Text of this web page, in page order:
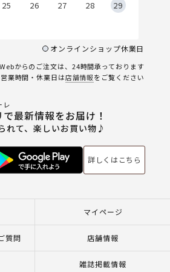
25 26 27 28
29
オンラインショップ休業日
からのご注文は、24時間承っております
業時間・休業日は店舗情報をご覧ください
レ
最新情報をお届け！
れて、楽しいお買い物♪
詳しくはこちら
マイページ
質問 店舗情報
雑誌掲載情報